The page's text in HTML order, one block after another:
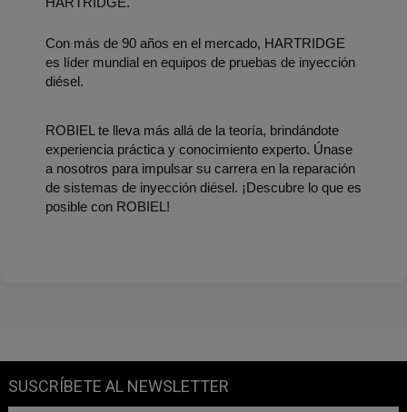
Con más de 90 años en el mercado, HARTRIDGE
es líder mundial en equipos de pruebas de inyección
diésel.
ROBIEL te lleva más allá de la teoría, brindándote
experiencia práctica y conocimiento experto. Únase
a nosotros para impulsar su carrera en la reparación
de sistemas de inyección diésel. ¡Descubre lo que es
posible con ROBIEL!
SUSCRÍBETE AL NEWSLETTER